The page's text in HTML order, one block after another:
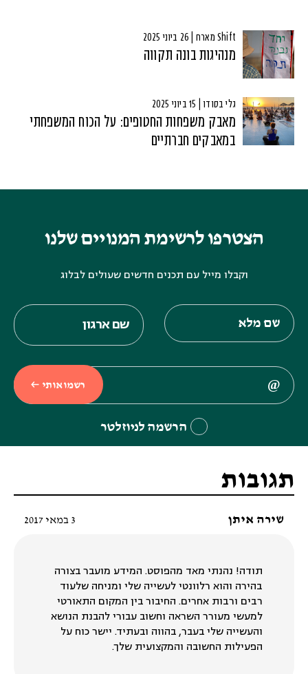
Shift מארח | 26 ביוני 2025
מנהיגות בונה תקווה
גלי בסודו | 15 ביוני 2025
מאבק משפחות החטופים: על הכוח המשפחתי
במאבקים חברתיים
הצטרפו לרשימת המנויים שלנו
וקבלו מייל עם תכנים חדשים שעולים לבלוג
הרשמה לניוזלטר
רשמו אותי
תגובות
שירה איתן 3 במאי 2017
תודה! נהנתי מאד מהפוסט. המידע מועבר בצורה
בהירה והוא רלוונטי לעשייה שלי ומניחה שלעוד
רבים ורבות אחרים. החיבור בין המקום התאורטי
למעשי מעורר השראה וחשוב עבורי להבנת הנושא
והעשייה שלי בעבר, בהווה ובעתיד. יישר כוח על
הפעילות החשובה והמקצועית שלך.